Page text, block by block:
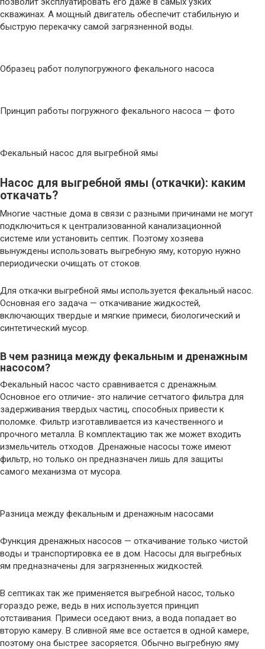
скважинах. А мощный двигатель обеспечит стабильную и
быструю перекачку самой загрязненной воды.
Образец работ полупогружного фекального насоса
Принцип работы погружного фекального насоса — фото
Фекальный насос для выгребной ямы
Насос для выгребной ямы (откачки): каким
откачать?
Многие частные дома в связи с разными причинами не могут
подключиться к централизованной канализационной
системе или установить септик. Поэтому хозяева
вынуждены использовать выгребную яму, которую нужно
периодически очищать от стоков.
Для откачки выгребной ямы используется фекальный насос.
Основная его задача — откачивание жидкостей,
включающих твердые и мягкие примеси, биологический и
синтетический мусор.
В чем разница между фекальным и дренажным
насосом?
Фекальный насос часто сравнивается с дренажным.
Основное его отличие- это наличие сетчатого фильтра для
задерживания твердых частиц, способных привести к
поломке. Фильтр изготавливается из качественного и
прочного металла. В комплектацию так же может входить
измельчитель отходов. Дренажные насосы тоже имеют
фильтр, но только он предназначен лишь для защиты
самого механизма от мусора.
Разница между фекальным и дренажным насосами
Функция дренажных насосов — откачивание только чистой
воды и транспортировка ее в дом. Насосы для выгребных
ям предназначены для загрязненных жидкостей.
В септиках так же применяется выгребной насос, только
гораздо реже, ведь в них используется принцип
отстаивания. Примеси оседают вниз, а вода попадает во
вторую камеру. В сливной яме все остается в одной камере,
поэтому она быстрее засоряется. Обычно выгребную яму